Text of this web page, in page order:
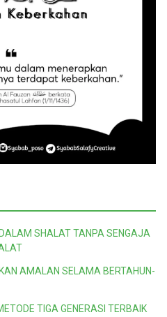
SHALAT TANPA SENGAJA
AMALAN SELAMA BERTAHUN-
TIGA GENERASI TERBAIK